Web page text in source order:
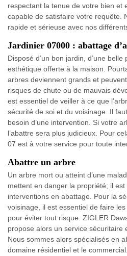
respectant la tenue de votre bien et
capable de satisfaire votre requête.
rapide et sérieuse avec nos
Jardinier 07000 : abattage
Disposé d’un bon jardin, d’une belle
esthétique offerte à la maison.
arbres deviennent grands et
risques de chute ou de mauvais
est essentiel de veiller à ce que
sécurité de soi et du voisinage. Il
besoin d’une intervention. Si votre
l’abattre sera plus judicieux. Pour
07 est à votre service pour toute
Abattre un arbre
Un arbre mort ou atteint d’une
mettent en danger la propriété; il
interventions en abattage. Pour la
voisinage, il est essentiel de faire
pour éviter tout risque. ZIGLER
propose alors un service sécuritaire
Nous sommes alors spécialisés en
domaine résidentiel et le